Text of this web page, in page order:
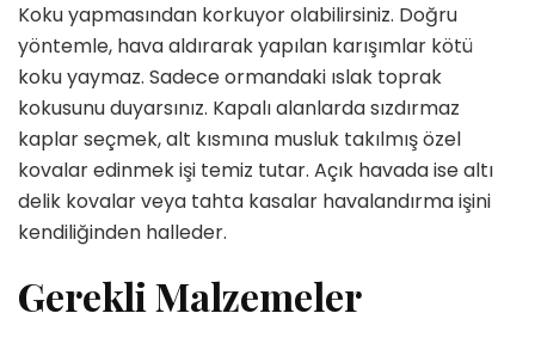
Koku yapmasından korkuyor olabilirsiniz. Doğru
yöntemle, hava aldırarak yapılan karışımlar kötü
koku yaymaz. Sadece ormandaki ıslak toprak
kokusunu duyarsınız. Kapalı alanlarda sızdırmaz
kaplar seçmek, alt kısmına musluk takılmış özel
kovalar edinmek işi temiz tutar. Açık havada ise altı
delik kovalar veya tahta kasalar havalandırma işini
kendiliğinden halleder.
Gerekli Malzemeler